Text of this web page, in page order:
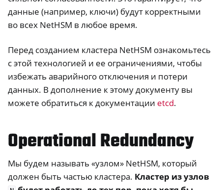
данные (например, ключи) будут корректными
во всех NetHSM в любое время.
Перед созданием кластера NetHSM ознакомьтесь
с этой технологией и ее ограничениями, чтобы
избежать аварийного отключения и потери
данных. В дополнение к этому документу вы
можете обратиться к документации etcd.
Operational Redundancy
Мы будем называть «узлом» NetHSM, который
должен быть частью кластера. Кластер из узлов